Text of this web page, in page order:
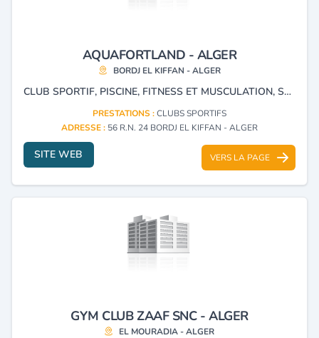
AQUAFORTLAND - ALGER
BORDJ EL KIFFAN - ALGER
CLUB SPORTIF, PISCINE, FITNESS ET MUSCULATION, SOINS ET MASSAGE, HAMMAM, PARC AQUATIQUE ET ATTRACTION.
PRESTATIONS :CLUBS SPORTIFS
ADRESSE : 56 R.N. 24 BORDJ EL KIFFAN - ALGER
SITE WEB VERS LA PAGE
GYM CLUB ZAAF SNC - ALGER
EL MOURADIA - ALGER